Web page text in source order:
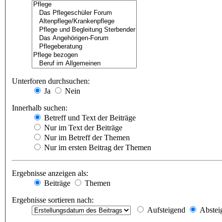
Unterforen durchsuchen:
Ja
Nein
Innerhalb suchen:
Betreff und Text der Beiträge
Nur im Text der Beiträge
Nur im Betreff der Themen
Nur im ersten Beitrag der Themen
Ergebnisse anzeigen als:
Beiträge
Themen
Ergebnisse sortieren nach:
Aufsteigend